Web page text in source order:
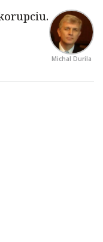
Michal Durila